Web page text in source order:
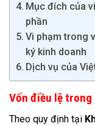
Mục đích của
phần
Vi phạm trong
ký kinh doanh
Dịch vụ của
Vốn điều lệ trong
Theo quy định tại